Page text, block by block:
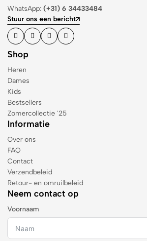
WhatsApp: (+31) 6 34433484
Stuur ons een bericht
Shop
Heren
Dames
Kids
Bestsellers
Zomercollectie '25
Informatie
Over ons
FAQ
Contact
Verzendbeleid
Retour- en omruilbeleid
Neem contact op
Voornaam